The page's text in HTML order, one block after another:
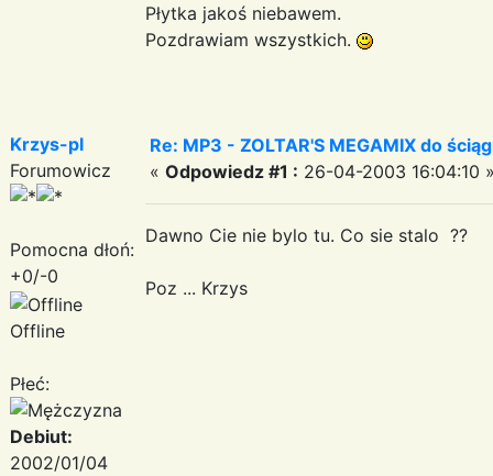
Płytka jakoś niebawem.
Pozdrawiam wszystkich.
Krzys-pl
Forumowicz
Pomocna dłoń:
+0/-0
Offline
Płeć:
Debiut:
2002/01/04
Re: MP3 - ZOLTAR'S MEGAMIX do
« Odpowiedz #1 : 26-04-2003 16:04:10
Dawno Cie nie bylo tu. Co sie stalo ??
Poz ... Krzys